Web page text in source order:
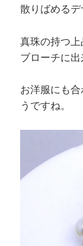
散りばめるデ
真珠の持つ
ブローチに出
お洋服にも
うですね。